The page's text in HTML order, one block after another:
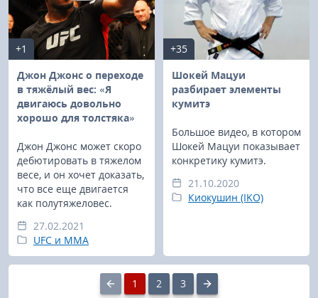
+1
Джон Джонс о переходе
в тяжёлый вес: «Я
двигаюсь довольно
хорошо для толстяка»
Джон Джонс может скоро
дебютировать в тяжелом
весе, и он хочет доказать,
что все еще двигается
как полутяжеловес.
27.02.2021
UFC и MMA
+35
Шокей Мацуи
разбирает элементы
кумитэ
Большое видео, в котором
Шокей Мацуи показывает
конкретику кумитэ.
21.10.2020
Киокушин (IKO)
1 2 3